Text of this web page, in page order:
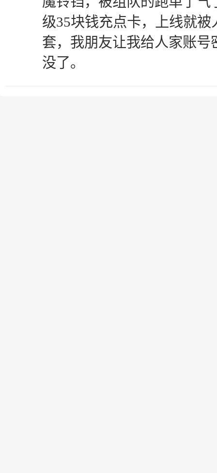
级35块钱充点卡，上线就
套，我朋友让我给人家账
没了。